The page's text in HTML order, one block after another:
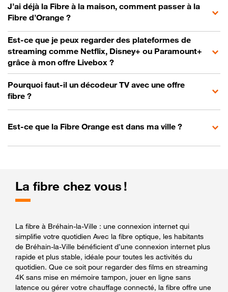
J’ai déjà la Fibre à la maison, comment passer à la
Fibre d’Orange ?
Est-ce que je peux regarder des plateformes de
streaming comme Netflix, Disney+ ou Paramount+
grâce à mon offre Livebox ?
Pourquoi faut-il un décodeur TV avec une offre
fibre ?
Est-ce que la Fibre Orange est dans ma ville ?
La fibre chez vous !
La fibre à Bréhain-la-Ville : une connexion internet qui
simplifie votre quotidien Avec la fibre optique, les habitants
de Bréhain-la-Ville bénéficient d’une connexion internet plus
rapide et plus stable, idéale pour toutes les activités du
quotidien. Que ce soit pour regarder des films en streaming
4K sans mise en mémoire tampon, jouer en ligne sans
latence ou gérer votre chauffage connecté, la fibre offre une